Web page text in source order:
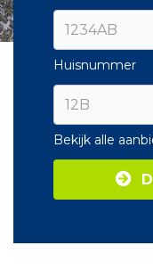
Huisnummer
Bekijk alle